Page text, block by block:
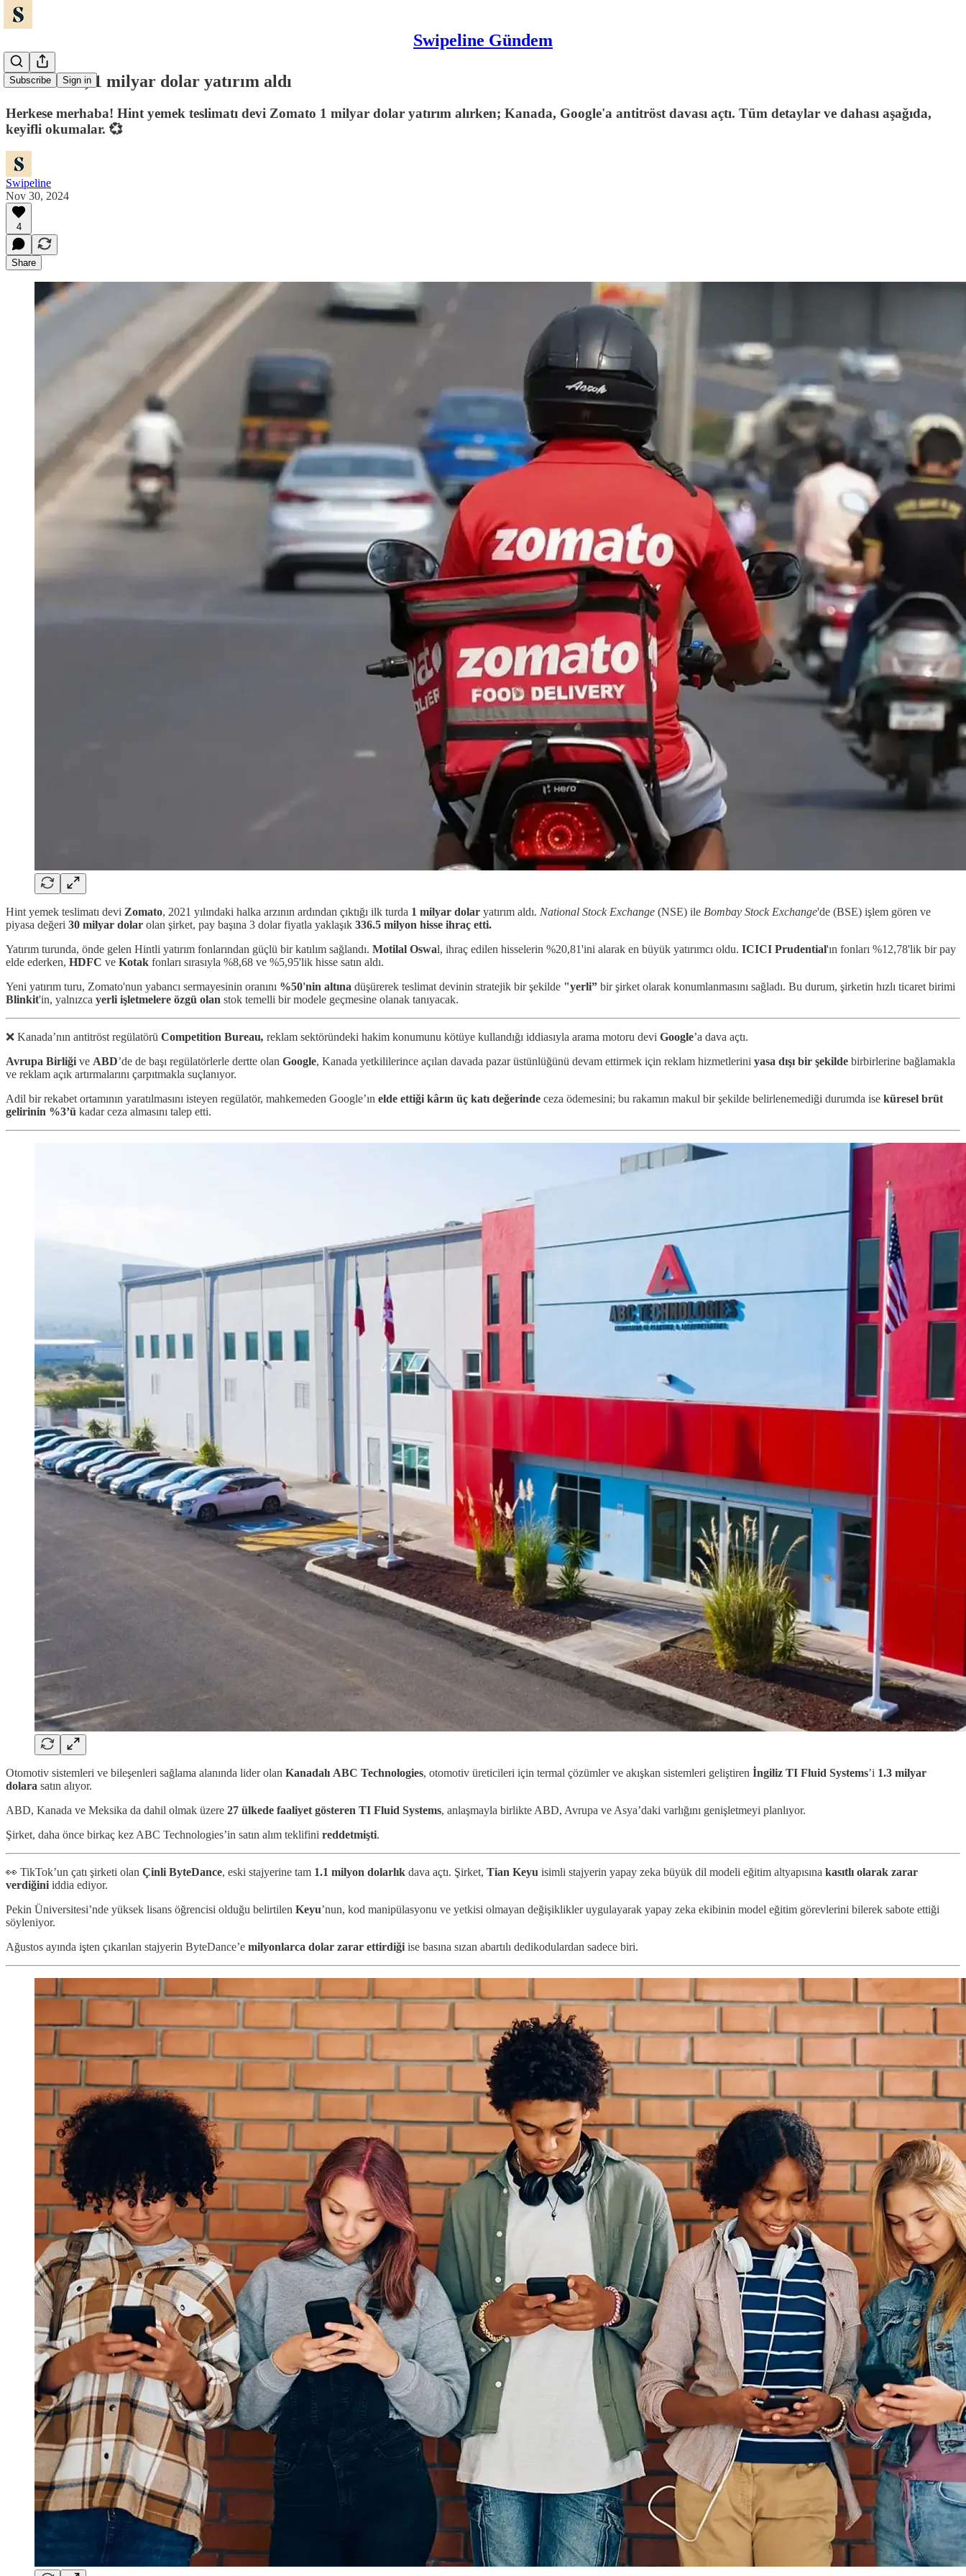
Swipeline Gündem
Subscribe Sign in
🛵 Zomato, 1 milyar dolar yatırım aldı
Herkese merhaba! Hint yemek teslimatı devi Zomato 1 milyar dolar yatırım alırken; Kanada, Google'a antitröst davası açtı. Tüm detaylar ve dahası aşağıda,
keyifli okumalar. 💞
Swipeline
Nov 30, 2024
4
Share
Hint yemek teslimatı devi Zomato, 2021 yılındaki halka arzının ardından çıktığı ilk turda 1 milyar dolar yatırım aldı. National Stock Exchange (NSE) ile Bombay Stock Exchange'de (BSE) işlem gören ve
piyasa değeri 30 milyar dolar olan şirket, pay başına 3 dolar fiyatla yaklaşık 336.5 milyon hisse ihraç etti.
Yatırım turunda, önde gelen Hintli yatırım fonlarından güçlü bir katılım sağlandı. Motilal Oswal, ihraç edilen hisselerin %20,81'ini alarak en büyük yatırımcı oldu. ICICI Prudential'ın fonları %12,78'lik bir pay
elde ederken, HDFC ve Kotak fonları sırasıyla %8,68 ve %5,95'lik hisse satın aldı.
Yeni yatırım turu, Zomato'nun yabancı sermayesinin oranını %50'nin altına düşürerek teslimat devinin stratejik bir şekilde "yerli” bir şirket olarak konumlanmasını sağladı. Bu durum, şirketin hızlı ticaret birimi
Blinkit'in, yalnızca yerli işletmelere özgü olan stok temelli bir modele geçmesine olanak tanıyacak.
❌ Kanada’nın antitröst regülatörü Competition Bureau, reklam sektöründeki hakim konumunu kötüye kullandığı iddiasıyla arama motoru devi Google’a dava açtı.
Avrupa Birliği ve ABD’de de başı regülatörlerle dertte olan Google, Kanada yetkililerince açılan davada pazar üstünlüğünü devam ettirmek için reklam hizmetlerini yasa dışı bir şekilde birbirlerine bağlamakla
ve reklam açık artırmalarını çarpıtmakla suçlanıyor.
Adil bir rekabet ortamının yaratılmasını isteyen regülatör, mahkemeden Google’ın elde ettiği kârın üç katı değerinde ceza ödemesini; bu rakamın makul bir şekilde belirlenemediği durumda ise küresel brüt
gelirinin %3’ü kadar ceza almasını talep etti.
Otomotiv sistemleri ve bileşenleri sağlama alanında lider olan Kanadalı ABC Technologies, otomotiv üreticileri için termal çözümler ve akışkan sistemleri geliştiren İngiliz TI Fluid Systems’i 1.3 milyar
dolara satın alıyor.
ABD, Kanada ve Meksika da dahil olmak üzere 27 ülkede faaliyet gösteren TI Fluid Systems, anlaşmayla birlikte ABD, Avrupa ve Asya’daki varlığını genişletmeyi planlıyor.
Şirket, daha önce birkaç kez ABC Technologies’in satın alım teklifini reddetmişti.
👀 TikTok’un çatı şirketi olan Çinli ByteDance, eski stajyerine tam 1.1 milyon dolarlık dava açtı. Şirket, Tian Keyu isimli stajyerin yapay zeka büyük dil modeli eğitim altyapısına kasıtlı olarak zarar
verdiğini iddia ediyor.
Pekin Üniversitesi’nde yüksek lisans öğrencisi olduğu belirtilen Keyu’nun, kod manipülasyonu ve yetkisi olmayan değişiklikler uygulayarak yapay zeka ekibinin model eğitim görevlerini bilerek sabote ettiği
söyleniyor.
Ağustos ayında işten çıkarılan stajyerin ByteDance’e milyonlarca dolar zarar ettirdiği ise basına sızan abartılı dedikodulardan sadece biri.